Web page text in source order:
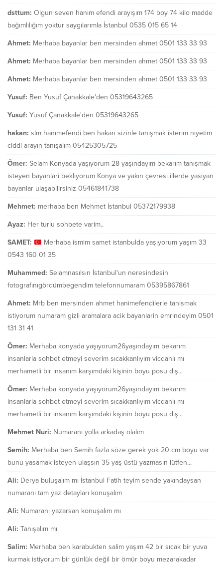
dsttum: Olgun seven hanım efendi arayışım 174 boy 74 kilo madde
bağımlılığım yoktur saygılarımla İstanbul 0535 015 65 14
Ahmet: Merhaba bayanlar ben mersinden ahmet 0501 133 33 93
Ahmet: Merhaba bayanlar ben mersinden ahmet 0501 133 33 93
Ahmet: Merhaba bayanlar ben mersinden ahmet 0501 133 33 93
Yusuf: Ben Yusuf Çanakkale'den 05319643265
Yusuf: Yusuf Çanakkale'den 05319643265
hakan: slm hanımefendi ben hakan sizinle tanışmak isterim niyetim
ciddi arayın tanışalım 05425305725
Ömer: Selam Konyada yaşıyorum 28 yaşındayım bekarım tanışmak
isteyen bayanlari bekliyorum Konya ve yakın çevresi illerde yasiyan
bayanlar ulaşabilirsiniz 05461841738
Mehmet: merhaba ben Mehmet İstanbul 05372179938
Ayaz: Her turlu sohbete varim..
SAMET:
Merhaba ismim samet istanbulda yaşıyorum yaşım 33
0543 160 01 35
Muhammed: Selamnasılsın İstanbul'un neresindesin
fotografınıgördümbegendim telefonnumaram 05395867861
Ahmet: Mrb ben mersinden ahmet hanimefendilerle tanismak
istiyorum numaram gizli aramalara acik bayanlarin emrindeyim 0501
131 31 41
Ömer: Merhaba konyada yaşıyorum26yaşındayım bekarım
insanlarla sohbet etmeyi severim sıcakkanlıyım vicdanlı mı
merhametli bir insanım karşımdaki kişinin boyu posu dış...
Ömer: Merhaba konyada yaşıyorum26yaşındayım bekarım
insanlarla sohbet etmeyi severim sıcakkanlıyım vicdanlı mı
merhametli bir insanım karşımdaki kişinin boyu posu dış...
Mehmet Nuri: Numaranı yolla arkadaş olalım
Semih: Merhaba ben Semih fazla söze gerek yok 20 cm boyu var
bunu yasamak isteyen ulaşsın 35 yaş üstü yazmasın lütfen...
Ali: Derya buluşalım mı İstanbul Fatih teyim sende yakındaysan
numaranı tam yaz detayları konuşalım
Ali: Numaranı yazarsan konuşalım mı
Ali: Tanışalım mı
Salim: Merhaba ben karabukten salim yaşım 42 bir sıcak bir yuva
kurmak istiyorum bir günlük değil bir ömür boyu mezarakadar